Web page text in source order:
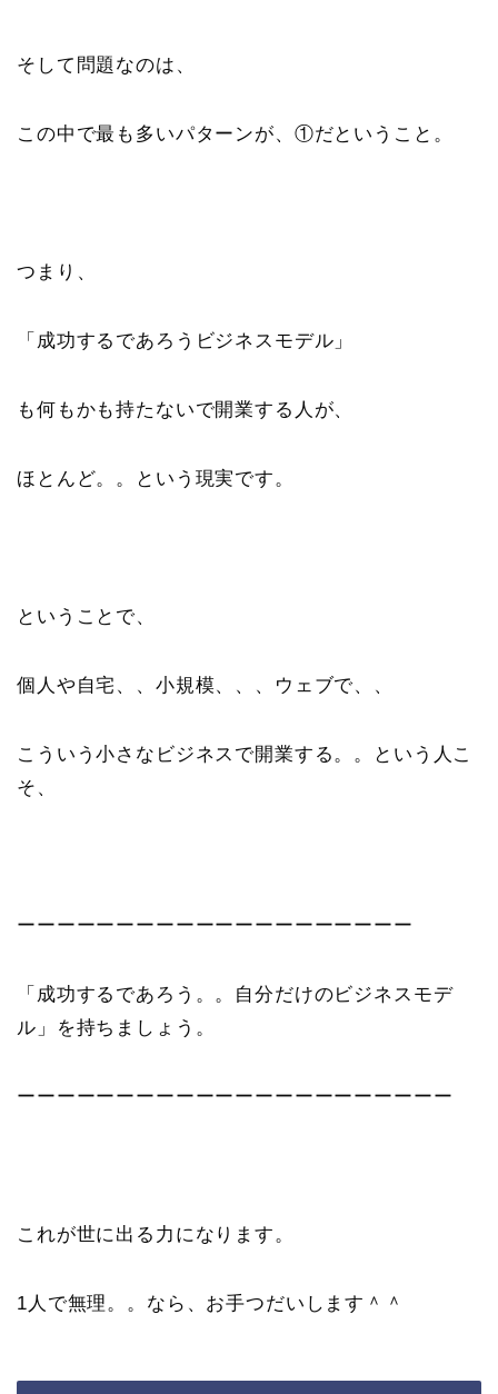
そして問題なのは、
この中で最も多いパターンが、①だということ。
つまり、
「成功するであろうビジネスモデル」
も何もかも持たないで開業する人が、
ほとんど。。という現実です。
ということで、
個人や自宅、、小規模、、、ウェブで、、
こういう小さなビジネスで開業する。。という人こ
そ、
ーーーーーーーーーーーーーーーーーーーー
「成功するであろう。。自分だけのビジネスモデ
ル」を持ちましょう。
ーーーーーーーーーーーーーーーーーーーーーー
これが世に出る力になります。
1人で無理。。なら、お手つだいします＾＾